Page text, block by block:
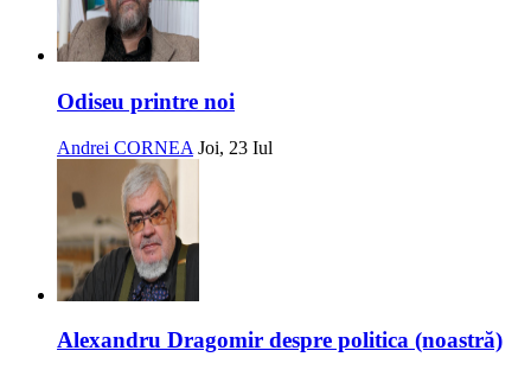
Odiseu printre noi
Andrei CORNEA Joi, 23 Iul
Alexandru Dragomir despre politica (noastră)